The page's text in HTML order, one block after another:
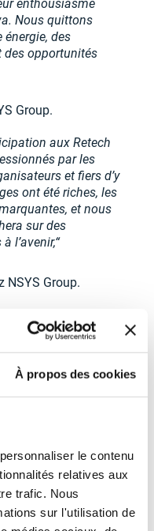
À propos des cookies
le contenu
relatives aux
trafic. Nous
sur l'utilisation de
enthousiasme
Nous quittons
énergie, des
des opportunités
Group.
aux Retech
par les
et fiers d’y
ont été riches, les
et nous
sur des
l’avenir,
NSYS Group.
la prochaine